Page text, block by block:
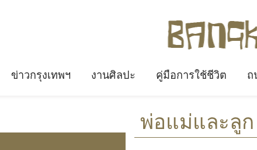
ข่าวกรุงเทพฯ งานศิลปะ คู่มือการใช้ชีวิต ถ
พ่อแม่และลูก